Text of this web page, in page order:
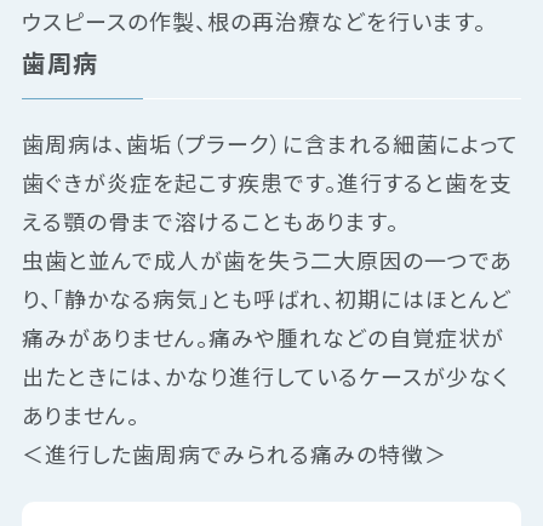
ウスピースの作製、根の再治療などを行います。
歯周病
歯周病は、歯垢（プラーク）に含まれる細菌によって
歯ぐきが炎症を起こす疾患です。進行すると歯を支
える顎の骨まで溶けることもあります。
虫歯と並んで成人が歯を失う二大原因の一つであ
り、「静かなる病気」とも呼ばれ、初期にはほとんど
痛みがありません。痛みや腫れなどの自覚症状が
出たときには、かなり進行しているケースが少なく
ありません。
＜進行した歯周病でみられる痛みの特徴＞